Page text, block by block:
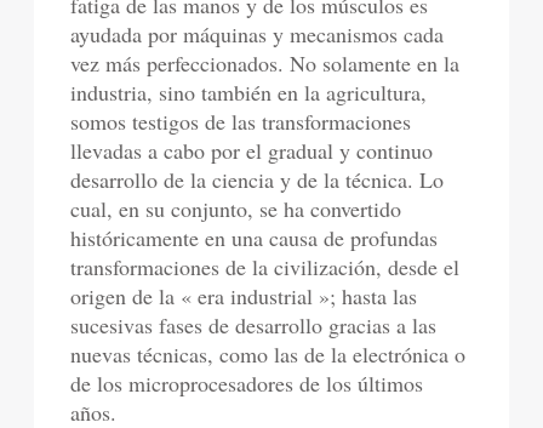
ayudada por máquinas y mecanismos cada
vez más perfeccionados. No solamente en la
industria, sino también en la agricultura,
somos testigos de las transformaciones
llevadas a cabo por el gradual y continuo
desarrollo de la ciencia y de la técnica. Lo
cual, en su conjunto, se ha convertido
históricamente en una causa de profundas
transformaciones de la civilización, desde el
origen de la « era industrial »; hasta las
sucesivas fases de desarrollo gracias a las
nuevas técnicas, como las de la electrónica o
de los microprocesadores de los últimos
años.